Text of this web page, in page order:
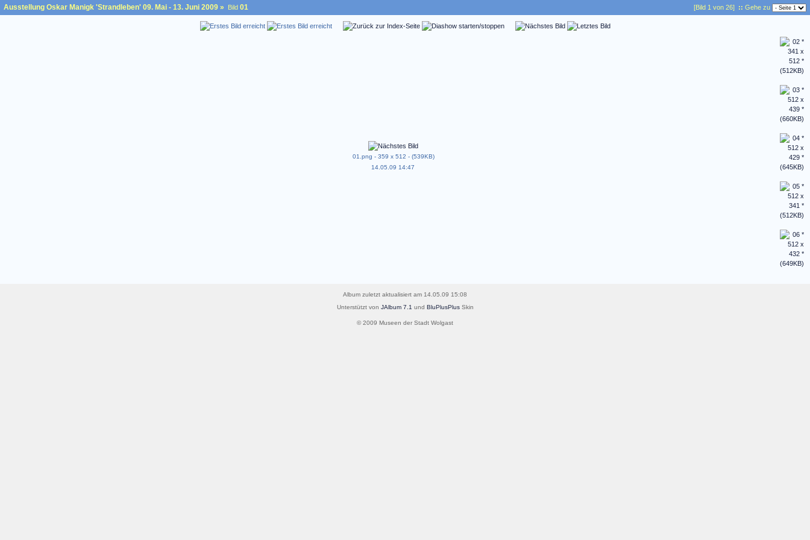
Ausstellung Oskar Manigk 'Strandleben' 09. Mai - 13. Juni 2009 » Bild 01 [Bild 1 von 26] :: Gehe zu
01.png - 359 x 512 - (539KB)
14.05.09 14:47
Album zuletzt aktualisiert am 14.05.09 15:08
Unterstützt von JAlbum 7.1 und BluPlusPlusSkin
© 2009 Museen der Stadt Wolgast